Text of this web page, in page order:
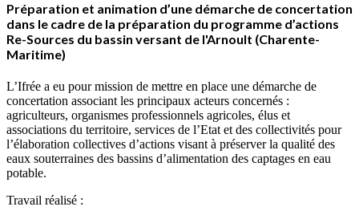
Préparation et animation d’une démarche de concertation
dans le cadre de la préparation du programme d’actions
Re-Sources du bassin versant de l'Arnoult (Charente-
Maritime)
L’Ifrée a eu pour mission de mettre en place une démarche de
concertation associant les principaux acteurs concernés :
agriculteurs, organismes professionnels agricoles, élus et
associations du territoire, services de l’Etat et des collectivités pour
l’élaboration collectives d’actions visant à préserver la qualité des
eaux souterraines des bassins d’alimentation des captages en eau
potable.
Travail réalisé :